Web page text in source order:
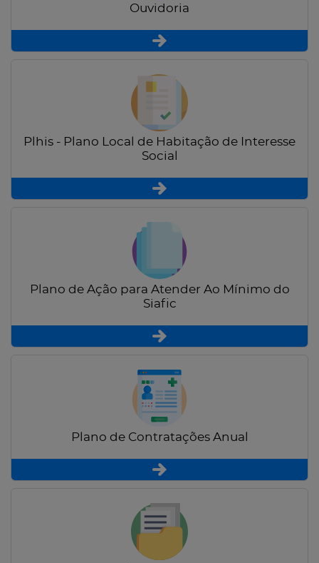
Ouvidoria
Plhis - Plano Local de Habitação de Interesse
Social
Plano de Ação para Atender Ao Mínimo do
Siafic
Plano de Contratações Anual